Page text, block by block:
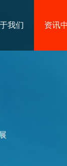
我们 资讯